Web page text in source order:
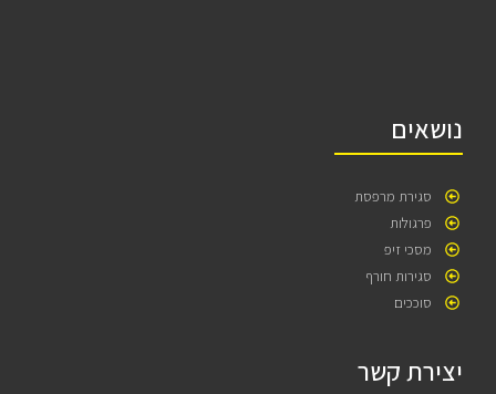
נושאים
סגירת מרפסת
פרגולות
מסכי זיפ
סגירות חורף
סוככים
יצירת קשר